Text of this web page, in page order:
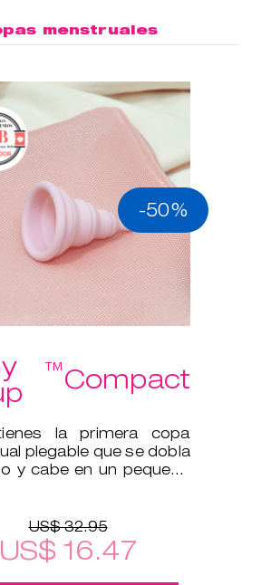
menstruales
-50%
™Compact
la primera copa
plegable que se dobla
y cabe en un pequeño
US$ 32.95
US$ 16.47